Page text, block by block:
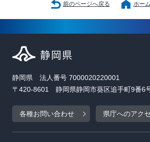
前のページへ戻る ホー
静岡県 法人番号 7000020220001
〒420-8601 静岡県静岡市葵区追手町9番6
各種お問い合わせ 県庁へのアク